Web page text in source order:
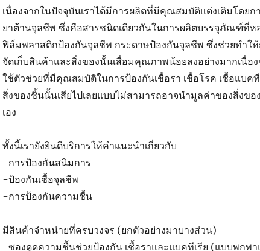
เนื่องจากในปัจจุบันเราได้มีการผลิตที่มีคุณสมบัติแต่งเติมโดย
ยาต้านจุลชีพ ซึ่งคือสารชนิดเดียวกันในการผลิตบรรจุภัณฑ์ที่ห
ฟิล์มพลาสติกป้องกันจุลชีพ กระดาษป้องกันจุลชีพ ซึ่งช่วยทำให้
จัดเก็บสินค้าและสิ่งของนั้นเสื่อมคุณภาพน้อยลงอย่างมากเนื่อง
ใช้ตัวช่วยที่มีคุณสมบัติในการป้องกันเชื้อรา เชื้อโรค เชื้อแบคที
สิ่งของชิ้นนั้นเสียไปเลยแบบไม่สามารถอาจนำมูลค่าของสิ่งข
เอง
ทั้งนี้เรายังยินดีบริการให้คำแนะนำเกี่ยวกับ
-การป้องกันสนิมการ
-ป้องกันเชื้อจุลชีพ
-การป้องกันความชื้น
มีสินค้าจำหน่ายที่ครบวงจร (ยกตัวอย่างมาบางส่วน)
-ซองดูดความชื้นช่วยป้องกัน เชื้อราและแบคทีเรีย (แบบพกพ